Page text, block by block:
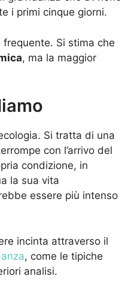
i primi cinque giorni.
Si stima che
, ma la maggior
Si tratta di una
con l’arrivo del
condizione, in
la sua vita
essere più intenso
incinta attraverso il
, come le tipiche
analisi.